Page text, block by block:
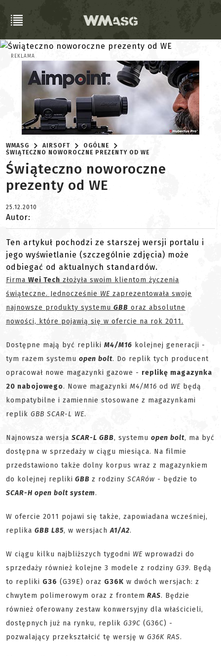
REKLAMA
WMASG AIRSOFT
OGÓLNE
ŚWIĄTECZNO NOWOROCZNE PREZENTY OD WE
Świąteczno noworoczne
prezenty od WE
25.12.2010
Autor:
Ten artykuł pochodzi ze starszej wersji portalu i
jego wyświetlanie (szczególnie zdjęcia) może
odbiegać od aktualnych standardów.
Firma Wei Tech złożyła swoim klientom życzenia
świąteczne. Jednocześnie WE zaprezentowała swoje
najnowsze produkty systemu GBB oraz absolutne
nowości, które pojawią się w ofercie na rok 2011.
Dostępne mają być repliki M4/M16 kolejnej generacji -
tym razem systemu open bolt. Do replik tych producent
opracował nowe magazynki gazowe - replikę magazynka
20 nabojowego. Nowe magazynki M4/M16 od WE będą
kompatybilne i zamiennie stosowane z magazynkami
replik GBB SCAR-L WE.
Najnowsza wersja SCAR-L GBB, systemu open bolt, ma być
dostępna w sprzedaży w ciągu miesiąca. Na filmie
przedstawiono także dolny korpus wraz z magazynkiem
do kolejnej repliki GBB z rodziny SCARów - będzie to
SCAR-H open bolt system.
W ofercie 2011 pojawi się także, zapowiadana wcześniej,
replika GBB L85, w wersjachA1/A2.
W ciągu kilku najbliższych tygodni WE wprowadzi do
sprzedaży również kolejne 3 modele z rodziny G39. Będą
to repliki G36 (G39E) oraz G36K w dwóch wersjach: z
chwytem polimerowym oraz z frontem RAS. Będzie
również oferowany zestaw konwersyjny dla właścicieli,
dostępnych już na rynku, replik G39C (G36C) -
pozwalający przekształcić tę wersję w G36K RAS.